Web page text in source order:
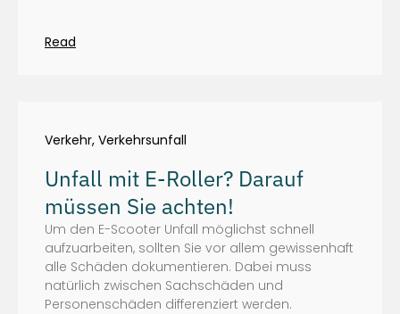
Read
Verkehr, Verkehrsunfall
Unfall mit E-Roller? Darauf
müssen Sie achten!
Um den E-Scooter Unfall möglichst schnell
aufzuarbeiten, sollten Sie vor allem gewissenhaft
alle Schäden dokumentieren. Dabei muss
natürlich zwischen Sachschäden und
Personenschäden differenziert werden.